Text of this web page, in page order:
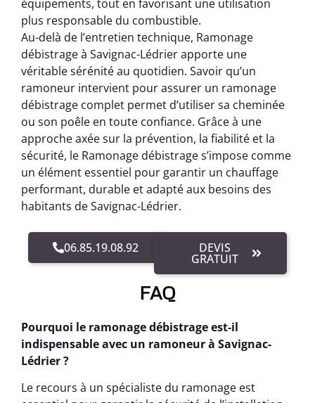
équipements, tout en favorisant une utilisation
plus responsable du combustible.
Au-delà de l’entretien technique, Ramonage
débistrage à Savignac-Lédrier apporte une
véritable sérénité au quotidien. Savoir qu’un
ramoneur intervient pour assurer un ramonage
débistrage complet permet d’utiliser sa cheminée
ou son poêle en toute confiance. Grâce à une
approche axée sur la prévention, la fiabilité et la
sécurité, le Ramonage débistrage s’impose comme
un élément essentiel pour garantir un chauffage
performant, durable et adapté aux besoins des
habitants de Savignac-Lédrier.
06.85.19.08.92 DEVIS
GRATUIT
FAQ
Pourquoi le ramonage débistrage est-il
indispensable avec un ramoneur à Savignac-
Lédrier ?
Le recours à un spécialiste du ramonage est